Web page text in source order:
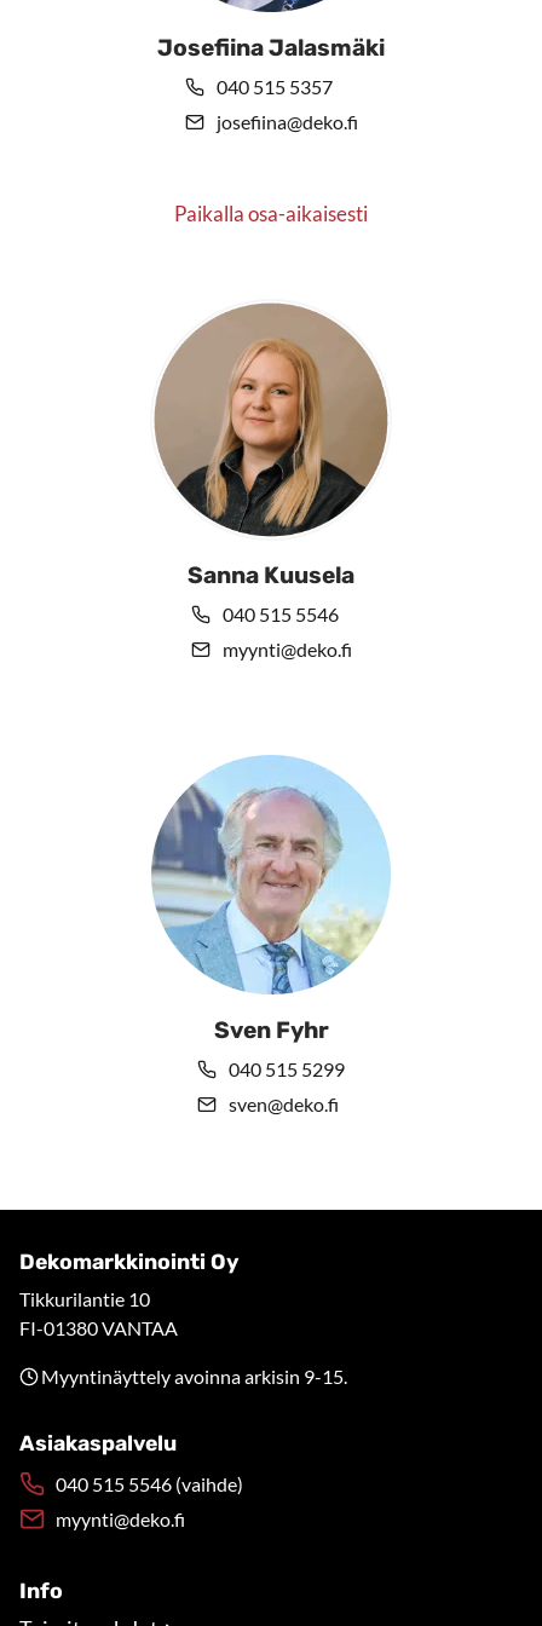
Josefiina Jalasmäki
040 515 5357
josefiina@deko.fi
Paikalla osa-aikaisesti
Sanna Kuusela
040 515 5546
myynti@deko.fi
Sven Fyhr
040 515 5299
sven@deko.fi
Dekomarkkinointi Oy
Tikkurilantie 10
FI-01380 VANTAA
Myyntinäyttely avoinna arkisin 9-15.
Asiakaspalvelu
040 515 5546 (vaihde)
myynti@deko.fi
Info